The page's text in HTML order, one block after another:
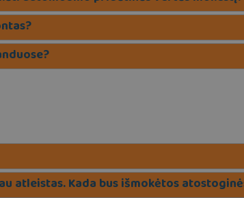
atleistas. Kada bus išmokėtos